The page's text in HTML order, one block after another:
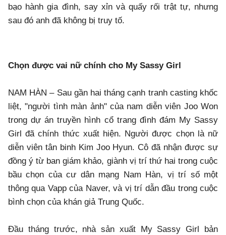
bạo hành gia đình, say xỉn và quấy rối trật tự, nhưng
sau đó anh đã không bị truy tố.
Chọn được vai nữ chính cho My Sassy Girl
NAM HÀN – Sau gần hai tháng cạnh tranh casting khốc
liệt, "người tình màn ảnh" của nam diễn viên Joo Won
trong dự án truyền hình cổ trang đình đám My Sassy
Girl đã chính thức xuất hiện. Người được chọn là nữ
diễn viên tân binh Kim Joo Hyun. Cô đã nhận được sự
đồng ý từ ban giám khảo, giành vị trí thứ hai trong cuộc
bầu chọn của cư dân mạng Nam Hàn, vị trí số một
thông qua Vapp của Naver, và vị trí dẫn đầu trong cuộc
bình chọn của khán giả Trung Quốc.
Đầu tháng trước, nhà sản xuất My Sassy Girl bản